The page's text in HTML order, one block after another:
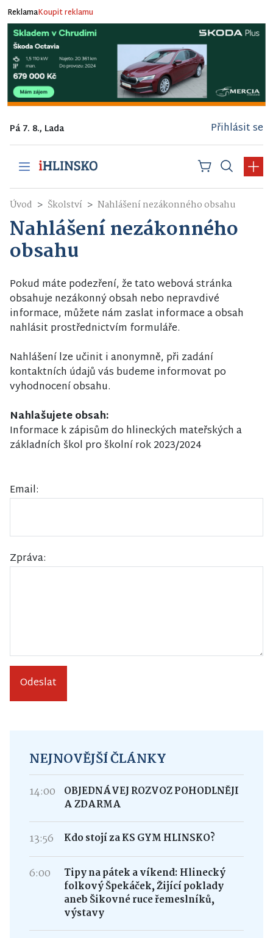
ReklamaKoupit reklamu
Pá 7. 8., Lada Přihlásit se
Úvod Školství Nahlášení nezákonného obsahu
Nahlášení nezákonného
obsahu
Pokud máte podezření, že tato webová stránka
obsahuje nezákonný obsah nebo nepravdivé
informace, můžete nám zaslat informace a obsah
nahlásit prostřednictvím formuláře.
Nahlášení lze učinit i anonymně, při zadání
kontaktních údajů vás budeme informovat po
vyhodnocení obsahu.
Nahlašujete obsah:
Informace k zápisům do hlineckých mateřských a
základních škol pro školní rok 2023/2024
Email:
Zpráva:
Odeslat
NEJNOVĚJŠÍ ČLÁNKY
14:00
OBJEDNÁVEJ ROZVOZ POHODLNĚJI
A ZDARMA
13:56 Kdo stojí za KS GYM HLINSKO?
6:00
Tipy na pátek a víkend: Hlinecký
folkový Špekáček, Žijící poklady
aneb Šikovné ruce řemeslníků,
výstavy